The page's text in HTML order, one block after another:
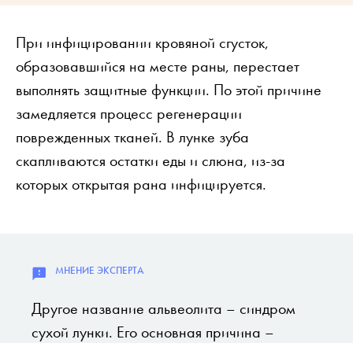
При инфицировании кровяной сгусток,
образовавшийся на месте раны, перестает
выполнять защитные функции. По этой причине
замедляется процесс регенерации
поврежденных тканей. В лунке зуба
скапливаются остатки еды и слюна, из-за
которых открытая рана инфицируется.
Другое название альвеолита – синдром
сухой лунки. Его основная причина –